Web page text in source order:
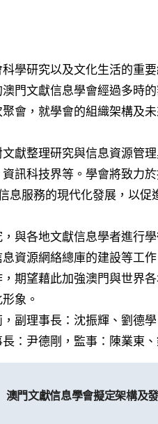
門文獻信息學會經過多時
會，就學會的組織架構及
獻整理研究與信息資源管
訊科技界等。學會將致力
息服務的現代化發展，以促
與各地文獻信息學者進行
資源網絡總庫的建設等工作
期望藉此加強澳門與世界
象。
副理事長：沈振輝、劉德
：尹德剛，監事：陳業東、
澳門文獻信息學會擬定架構及